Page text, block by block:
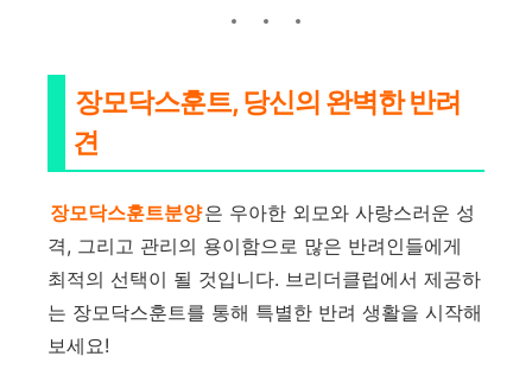
장모닥스훈트, 당신의 완벽한 반려
견
장모닥스훈트분양은 우아한 외모와 사랑스러운 성
격, 그리고 관리의 용이함으로 많은 반려인들에게
최적의 선택이 될 것입니다. 브리더클럽에서 제공하
는 장모닥스훈트를 통해 특별한 반려 생활을 시작해
보세요!